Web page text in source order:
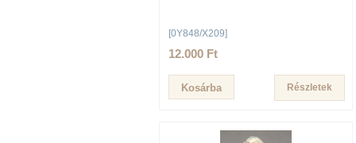
[0Y848/X209]
12.000 Ft
Részletek